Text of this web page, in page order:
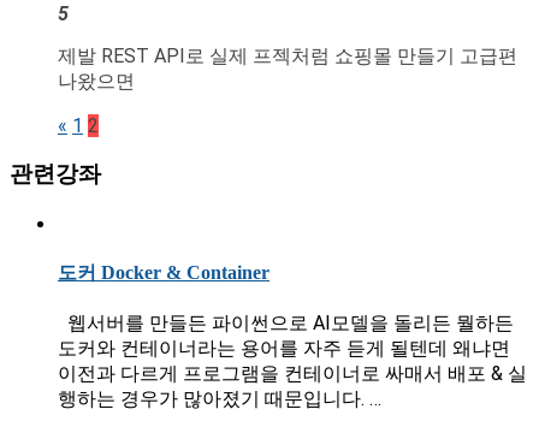
5
제발 REST API로 실제 프젝처럼 쇼핑몰 만들기 고급편
나왔으면
« 1 2
관련강좌
도커 Docker & Container
웹서버를 만들든 파이썬으로 AI모델을 돌리든 뭘하든
도커와 컨테이너라는 용어를 자주 듣게 될텐데 왜냐면
이전과 다르게 프로그램을 컨테이너로 싸매서 배포 & 실
행하는 경우가 많아졌기 때문입니다. …